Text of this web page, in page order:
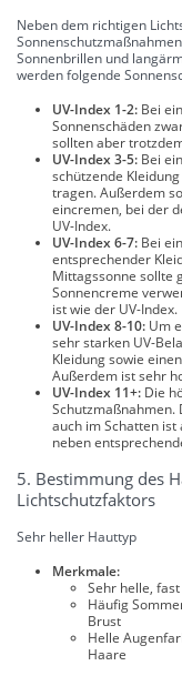
Neben dem richtigen
Sonnenbrillen und
werden folgende
UV-Index 1-2: Bei
Sonnenschäden
sollten aber
UV-Index 3-5: Bei
schützende
tragen. Außerdem
eincremen, bei der
UV-Index.
UV-Index 6-7: Bei
entsprechender
Mittagssonne sollte
Sonnencreme
ist wie der UV-Index.
UV-Index 8-10: Um
sehr starken UV-
Kleidung sowie
Außerdem ist sehr
UV-Index 11+: Die
Schutzmaßnahmen.
auch im Schatten
neben
5. Bestimmung des
Lichtschutzfaktors
Sehr heller Hauttyp
Merkmale:
Sehr helle,
Häufig
Brust
Helle
Haare